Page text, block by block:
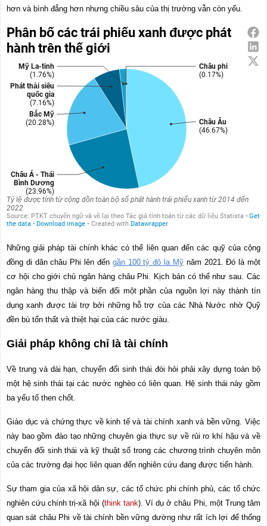
hơn và bình đẳng hơn nhưng chiều sâu của thị trường vẫn còn yếu.
Những giải pháp tài chính khác có thể liên quan đến các quỹ của cộng
đồng di dân châu Phi lên đến gần 100 tỷ đô la Mỹnăm 2021. Đó là một
cơ hội cho giới chủ ngân hàng châu Phi. Kịch bản có thể như sau. Các
ngân hàng thu thập và biến đổi một phần của nguồn lợi này thành tín
dụng xanh được tài trợ bởi những hỗ trợ của các Nhà Nước nhờ Quỹ
đền bù tổn thất và thiệt hại của các nước giàu.
Giải pháp không chỉ là tài chính
Về trung và dài hạn, chuyển đổi sinh thái đòi hỏi phải xây dựng toàn bộ
một hệ sinh thái tại các nước nghèo có liên quan. Hệ sinh thái này gồm
ba yếu tố then chốt.
Giáo dục và chứng thực về kinh tế và tài chính xanh và bền vững. Việc
này bao gồm đào tạo những chuyên gia thực sự về rủi ro khí hậu và về
chuyển đổi sinh thái và kỹ thuật số trong các chương trình chuyên môn
của các trường đại học liên quan đến nghiên cứu đang được tiến hành.
Sự tham gia của xã hội dân sự, các tổ chức phi chính phủ, các tổ chức
nghiên cứu chính trị-xã hội (think tank). Ví dụ ở châu Phi, một Trung tâm
quan sát châu Phi về tài chính bền vững dường như rất ích lợi để thống